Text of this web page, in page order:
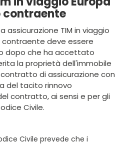
contraente
assicurazione TIM in viaggio
contraente deve essere
dopo che ha accettato
la proprietà dell'immobile
di assicurazione con
del tacito rinnovo
contratto, ai sensi e per gli
Civile.
Civile prevede che i